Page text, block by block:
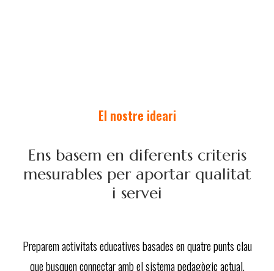
El nostre ideari
Ens basem en diferents criteris
mesurables per aportar qualitat
i servei
Preparem activitats educatives basades en quatre punts clau
que busquen connectar amb el sistema pedagògic actual.